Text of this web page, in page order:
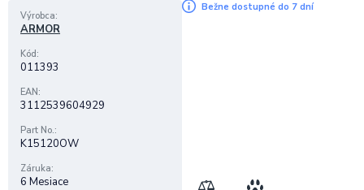
Výrobca
ARMOR
Kód
011393
EAN
3112539604929
Part No.
K15120OW
Záruka
6 Mesiace
Bežne dostupné do 7 dní